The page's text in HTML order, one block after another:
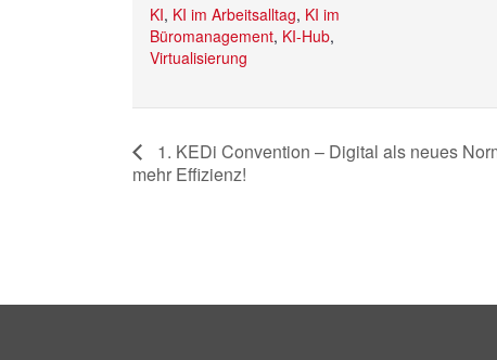
KI, KI im Arbeitsalltag, KI im
Büromanagement, KI-Hub,
Virtualisierung
1. KEDi Convention – Digital als neues
mehr Effizienz!